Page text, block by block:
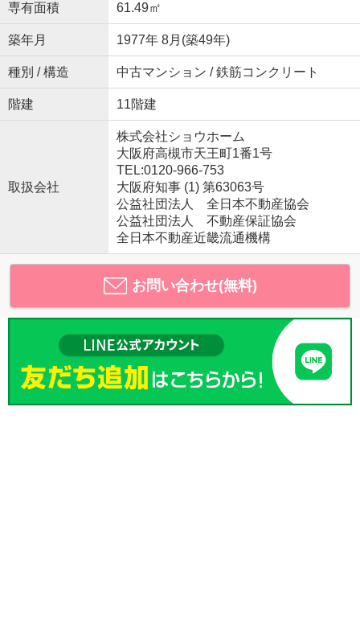
専有面積 61.49㎡
築年月 1977年 8月(築49年)
種別 / 構造 中古マンション / 鉄筋コンクリート
階建 11階建
取扱会社
株式会社ショウホーム
大阪府高槻市天王町1番1号
TEL:0120-966-753
大阪府知事 (1) 第63063号
公益社団法人 全日本不動産協会
公益社団法人 不動産保証協会
全日本不動産近畿流通機構
お問い合わせ(無料)